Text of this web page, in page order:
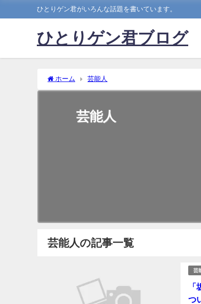
ひとりゲン君がいろんな話題を書いています。
ひとりゲン君ブログ
ホーム 芸能人
芸能人
芸能人の記事一覧
芸
つ